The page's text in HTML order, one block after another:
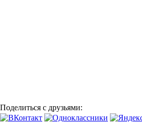
Поделиться с друзьями: